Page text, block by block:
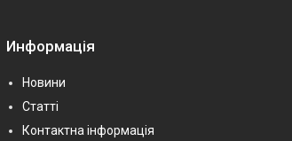
Информація
Новини
Статті
Контактна інформація